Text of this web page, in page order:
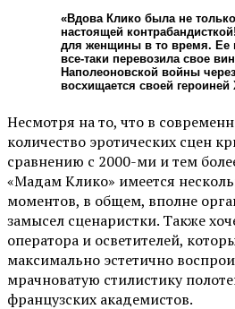
«Вдова Клико была не
настоящей
для женщины в то время. Ее
все-таки перевозила свое
Наполеоновской войны
восхищается своей героиней
Несмотря на то, что в
количество эротических сцен
сравнению с 2000-ми и тем
«Мадам Клико» имеется
моментов, в общем, вполне
замысел сценаристки. Также
оператора и осветителей,
максимально эстетично
мрачноватую стилистику
французских академистов.